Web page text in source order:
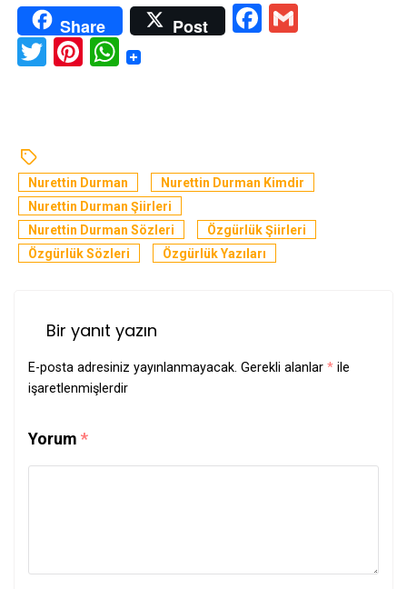
Share Post Facebook
Twitter
Pinterest
WhatsApp
Nurettin Durman
Nurettin Durman Kimdir
Nurettin Durman Şiirleri
Nurettin Durman Sözleri
Özgürlük Şiirleri
Özgürlük Sözleri
Özgürlük Yazıları
Bir yanıt yazın
E-posta adresiniz yayınlanmayacak. Gerekli alanlar * ile
işaretlenmişlerdir
Yorum *